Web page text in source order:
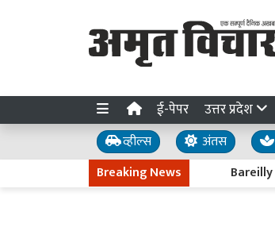
ई-पेपर उत्तर प्रदेश
व्हील्स अंतस
Breaking News
Bareilly